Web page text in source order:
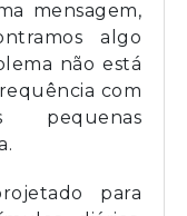
mensagem,
algo
não está
com
pequenas
para